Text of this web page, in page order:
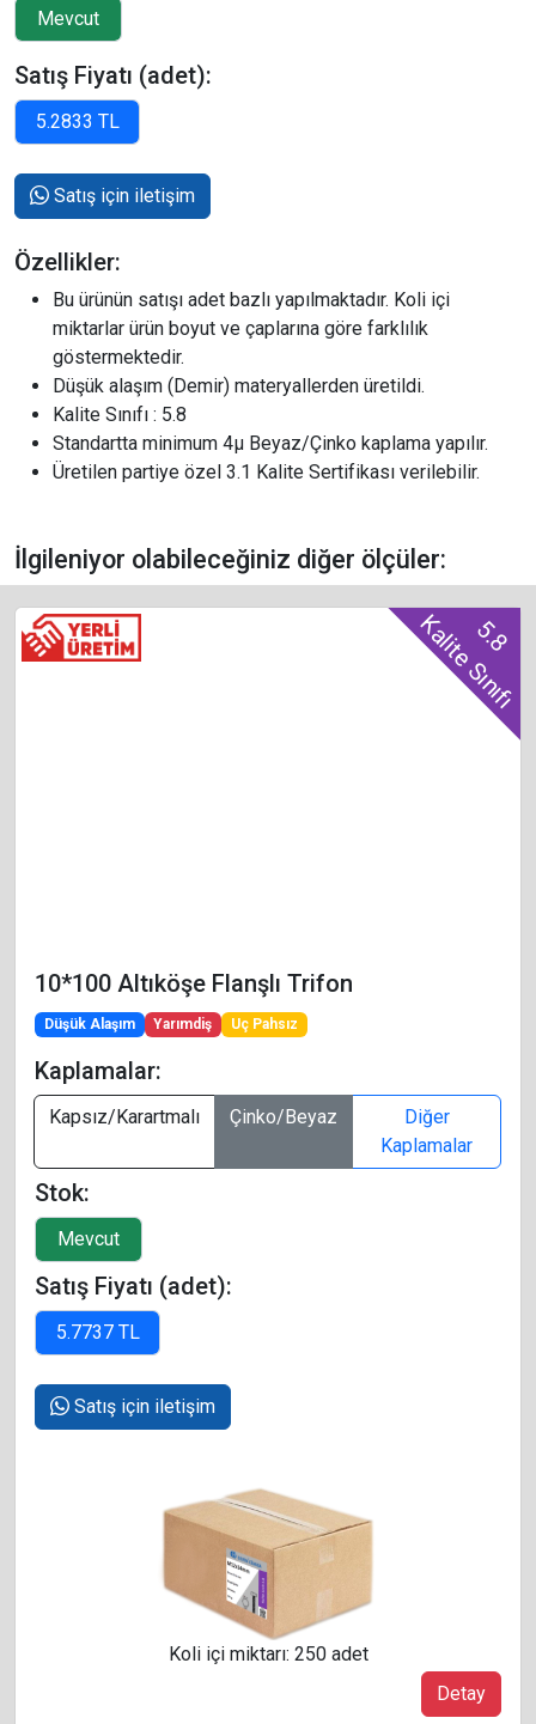
Satış Fiyatı (adet):
Satış için iletişim
Özellikler:
Bu ürünün satışı adet bazlı yapılmaktadır. Koli içi
miktarlar ürün boyut ve çaplarına göre farklılık
göstermektedir.
Düşük alaşım (Demir) materyallerden üretildi.
Kalite Sınıfı : 5.8
Standartta minimum 4µ Beyaz/Çinko kaplama yapılır.
Üretilen partiye özel 3.1 Kalite Sertifikası verilebilir.
İlgileniyor olabileceğiniz diğer ölçüler:
5.8
Kalite Sınıfı
10*100 Altıköşe Flanşlı Trifon
Düşük Alaşım Yarımdiş Uç Pahsız
Kaplamalar:
Kapsız/Karartmalı Çinko/Beyaz
Diğer
Kaplamalar
Stok:
Satış Fiyatı (adet):
Satış için iletişim
Detay
Koli içi miktarı: 250 adet